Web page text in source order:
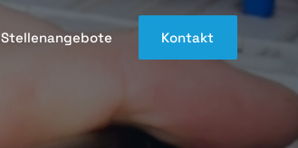
Stellenangebote Kontakt